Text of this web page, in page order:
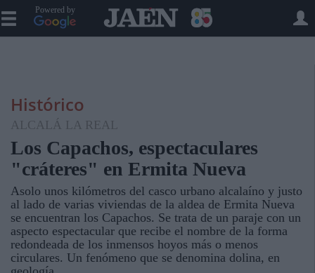
Powered by
Histórico
ALCALÁ LA REAL
Los Capachos, espectaculares
"cráteres" en Ermita Nueva
Asolo unos kilómetros del casco urbano alcalaíno y justo
al lado de varias viviendas de la aldea de Ermita Nueva
se encuentran los Capachos. Se trata de un paraje con un
aspecto espectacular que recibe el nombre de la forma
redondeada de los inmensos hoyos más o menos
circulares. Un fenómeno que se denomina dolina, en